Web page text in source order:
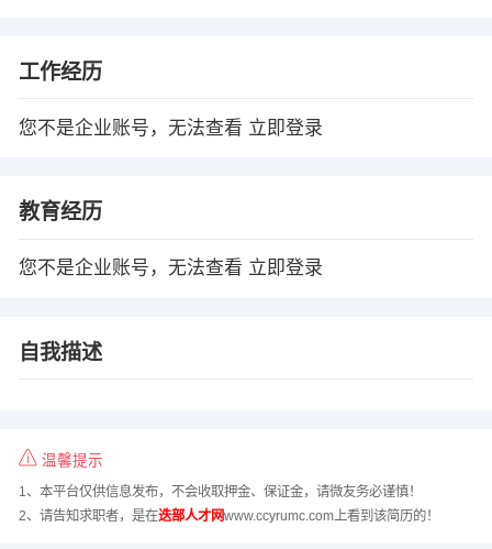
工作经历
您不是企业账号，无法查看 立即登录
教育经历
您不是企业账号，无法查看 立即登录
自我描述
温馨提示
1、本平台仅供信息发布，不会收取押金、保证金，请微友务必谨慎！
2、请告知求职者，是在迭部人才网www.ccyrumc.com上看到该简历的！